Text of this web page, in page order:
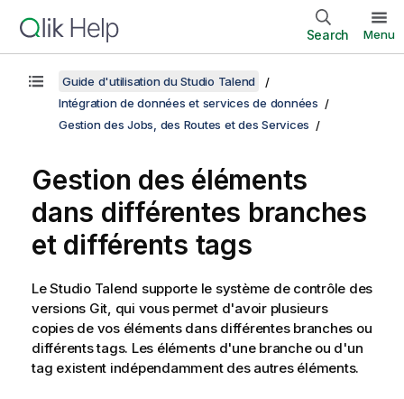
Search Menu
Guide d'utilisation du Studio Talend
Intégration de données et services de données
Gestion des Jobs, des Routes et des Services
Gestion des éléments
dans différentes branches
et différents tags
LeStudio Talend supporte le système de contrôle des
versions Git, qui vous permet d'avoir plusieurs
copies de vos éléments dans différentes branches ou
différents tags. Les éléments d'une branche ou d'un
tag existent indépendamment des autres éléments.